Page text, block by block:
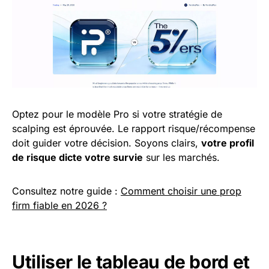
Optez pour le modèle Pro si votre stratégie de
scalping est éprouvée. Le rapport risque/récompense
doit guider votre décision. Soyons clairs, votre profil
de risque dicte votre survie sur les marchés.
Consultez notre guide : Comment choisir une prop
firm fiable en 2026 ?
Utiliser le tableau de bord et